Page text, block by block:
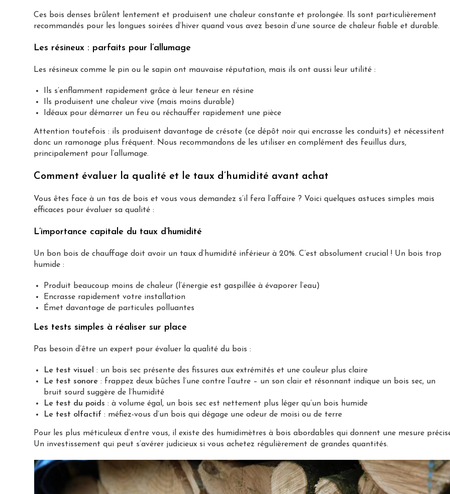
Ces bois denses brûlent lentement et produisent une chaleur constante et prolongée. Ils sont particulièrement
recommandés pour les longues soirées d’hiver quand vous avez besoin d’une source de chaleur fiable et durable.
Les résineux : parfaits pour l’allumage
Les résineux comme le pin ou le sapin ont mauvaise réputation, mais ils ont aussi leur utilité :
Ils s’enflamment rapidement grâce à leur teneur en résine
Ils produisent une chaleur vive (mais moins durable)
Idéaux pour démarrer un feu ou réchauffer rapidement une pièce
Attention toutefois : ils produisent davantage de crésote (ce dépôt noir qui encrasse les conduits) et nécessitent
donc un ramonage plus fréquent. Nous recommandons de les utiliser en complément des feuillus durs,
principalement pour l’allumage.
Comment évaluer la qualité et le taux d’humidité avant achat
Vous êtes face à un tas de bois et vous vous demandez s’il fera l’affaire ? Voici quelques astuces simples mais
efficaces pour évaluer sa qualité :
L’importance capitale du taux d’humidité
Un bon bois de chauffage doit avoir un taux d’humidité inférieur à 20%. C’est absolument crucial ! Un bois trop
humide :
Produit beaucoup moins de chaleur (l’énergie est gaspillée à évaporer l’eau)
Encrasse rapidement votre installation
Émet davantage de particules polluantes
Les tests simples à réaliser sur place
Pas besoin d’être un expert pour évaluer la qualité du bois :
Le test visuel : un bois sec présente des fissures aux extrémités et une couleur plus claire
Le test sonore : frappez deux bûches l’une contre l’autre – un son clair et résonnant indique un bois sec, un
bruit sourd suggère de l’humidité
Le test du poids : à volume égal, un bois sec est nettement plus léger qu’un bois humide
Le test olfactif : méfiez-vous d’un bois qui dégage une odeur de moisi ou de terre
Pour les plus méticuleux d’entre vous, il existe des humidimètres à bois abordables qui donnent une mesure
Un investissement qui peut s’avérer judicieux si vous achetez régulièrement de grandes quantités.